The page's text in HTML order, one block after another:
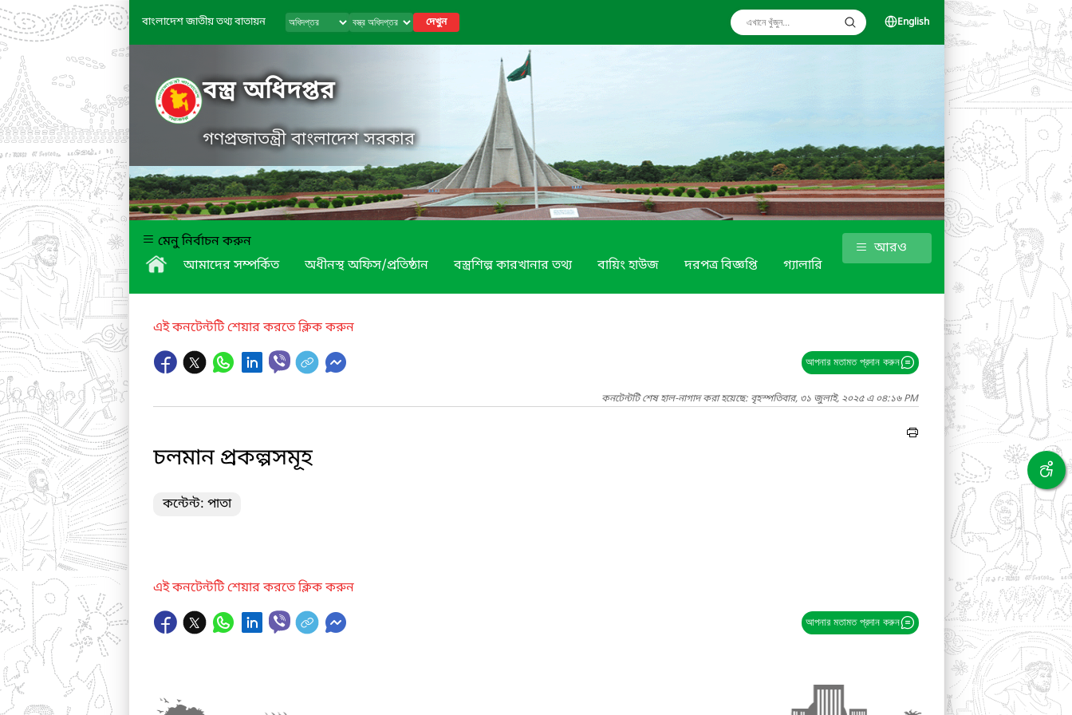
বাংলাদেশ জাতীয় তথ্য বাতায়ন দেখুন English
বস্ত্র অধিদপ্তর
গণপ্রজাতন্ত্রী বাংলাদেশ সরকার
মেনু নির্বাচন করুন
আমাদের সম্পর্কিত
অধীনস্থ অফিস/প্রতিষ্ঠান বস্ত্রশিল্প কারখানার তথ্য বায়িং হাউজ দরপত্র বিজ্ঞপ্তি গ্যালারি
আরও
এই কনটেন্টটি শেয়ার করতে ক্লিক করুন
আপনার মতামত প্রদান করুন
কনটেন্টটি শেষ হাল-নাগাদ করা হয়েছে: বৃহস্পতিবার, ৩১ জুলাই, ২০২৫ এ ০৪:১৬ PM
চলমান প্রকল্পসমূহ
কন্টেন্ট: পাতা
এই কনটেন্টটি শেয়ার করতে ক্লিক করুন
আপনার মতামত প্রদান করুন